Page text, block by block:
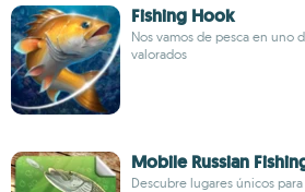
Fishing Hook
Nos vamos de pesca en uno
valorados
Mobile Russian
Descubre lugares únicos